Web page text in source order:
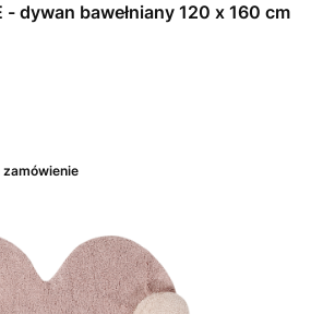
- dywan bawełniany 120 x 160 cm